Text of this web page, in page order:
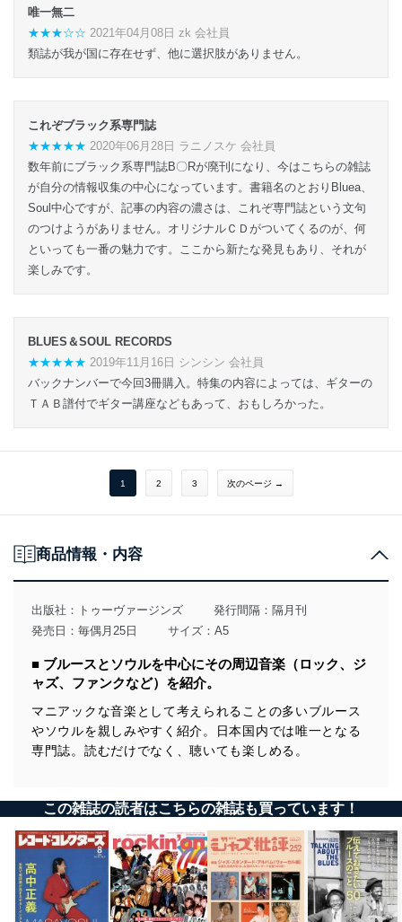
唯一無二
★★★☆☆ 2021年04月08日 zk 会社員
類誌が我が国に存在せず、他に選択肢がありません。
これぞブラック系専門誌
★★★★★ 2020年06月28日 ラニノスケ 会社員
数年前にブラック系専門誌B〇Rが廃刊になり、今はこちらの雑誌
が自分の情報収集の中心になっています。書籍名のとおりBluea、
Soul中心ですが、記事の内容の濃さは、これぞ専門誌という文句
のつけようがありません。オリジナルＣＤがついてくるのが、何
といっても一番の魅力です。ここから新たな発見もあり、それが
楽しみです。
BLUES＆SOUL RECORDS
★★★★★ 2019年11月16日 シンシン 会社員
バックナンバーで今回3冊購入。特集の内容によっては、ギターの
ＴＡＢ譜付でギター講座などもあって、おもしろかった。
1 2 3 次のページ →
商品情報・内容
出版社： トゥーヴァージンズ
発行間隔：隔月刊
発売日：毎偶月25日
サイズ：A5
■ ブルースとソウルを中心にその周辺音楽（ロック、ジ
ャズ、ファンクなど）を紹介。
マニアックな音楽として考えられることの多いブルース
やソウルを親しみやすく紹介。日本国内では唯一となる
専門誌。読むだけでなく、聴いても楽しめる。
この雑誌の読者はこちらの雑誌も買っています！